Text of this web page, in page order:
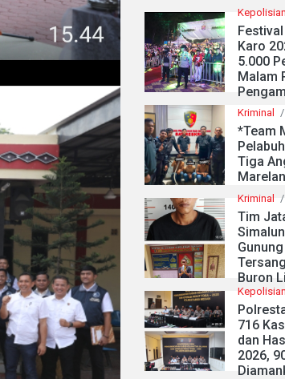
Kepolisian
Karo
5.000
Malam
Kriminal /
*Team
Tiga
Kriminal /
Tim
Buron
Kepolisian
716
dan
2026,